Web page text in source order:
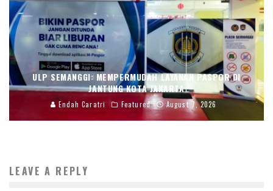
ULP SEMANGGI: MEMPERMUDAH LAYANAN PASPOR DI
JANTUNG KOTA JAKARTA
Endah Caratri Featured August 7, 2026
LEAVE A REPLY